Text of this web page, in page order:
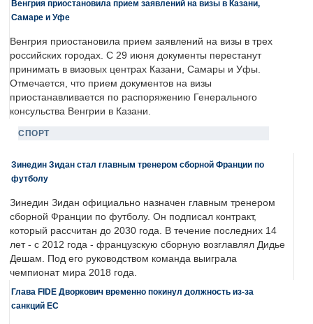
Венгрия приостановила прием заявлений на визы в Казани,
Самаре и Уфе
Венгрия приостановила прием заявлений на визы в трех
российских городах. С 29 июня документы перестанут
принимать в визовых центрах Казани, Самары и Уфы.
Отмечается, что прием документов на визы
приостанавливается по распоряжению Генерального
консульства Венгрии в Казани.
СПОРТ
Зинедин Зидан стал главным тренером сборной Франции по
футболу
Зинедин Зидан официально назначен главным тренером
сборной Франции по футболу. Он подписал контракт,
который рассчитан до 2030 года. В течение последних 14
лет - с 2012 года - французскую сборную возглавлял Дидье
Дешам. Под его руководством команда выиграла
чемпионат мира 2018 года.
Глава FIDE Дворкович временно покинул должность из-за
санкций ЕС